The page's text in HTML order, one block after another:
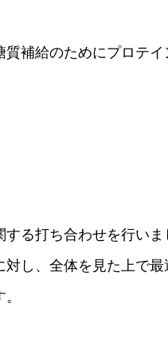
補給のためにプロテイ
る打ち合わせを行い
し、全体を見た上で